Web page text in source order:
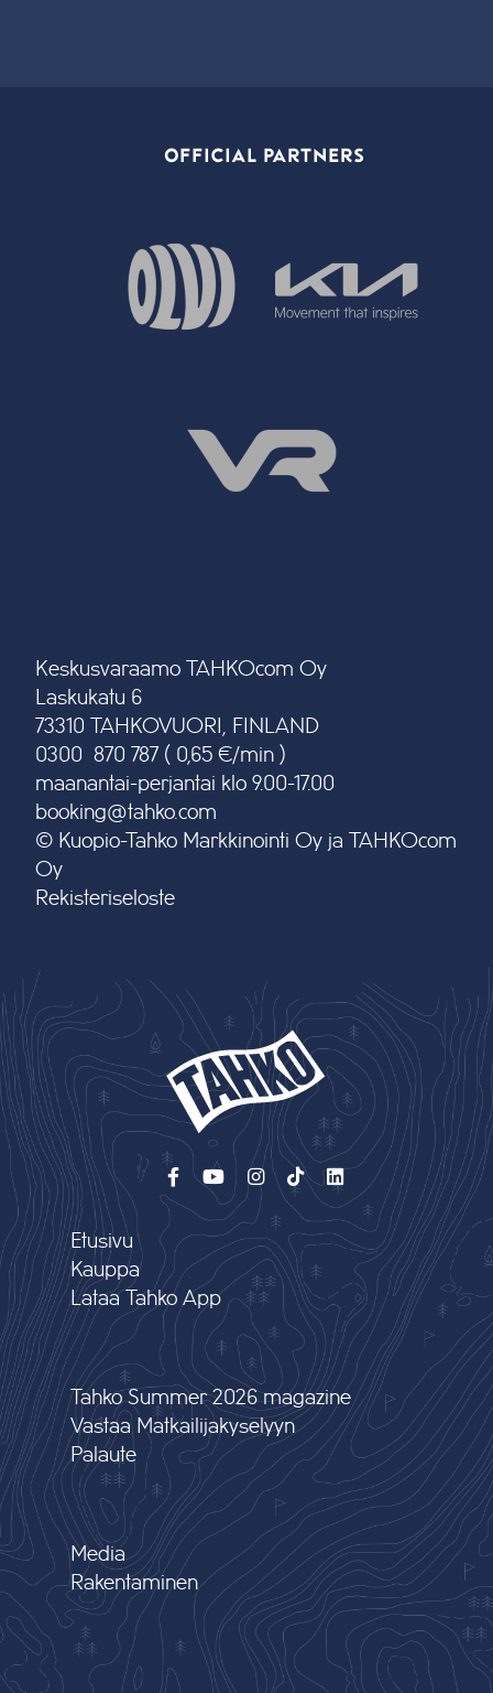
OFFICIAL PARTNERS
Keskusvaraamo TAHKOcom Oy
Laskukatu 6
73310 TAHKOVUORI, FINLAND
0300 870 787 ( 0,65 €/min )
maanantai-perjantai klo 9.00-17.00
booking@tahko.com
© Kuopio-Tahko Markkinointi Oy ja TAHKOcom
Oy
Rekisteriseloste
Etusivu
Kauppa
Lataa Tahko App
Tahko Summer 2026 magazine
Vastaa Matkailijakyselyyn
Palaute
Media
Rakentaminen